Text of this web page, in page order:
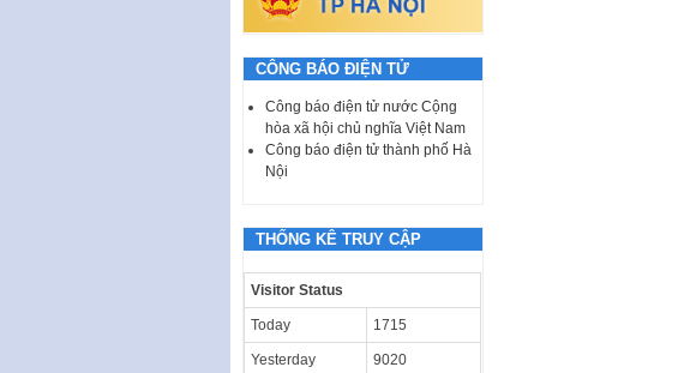
CÔNG BÁO ĐIỆN TỬ
Công báo điện tử nước Cộng
hòa xã hội chủ nghĩa Việt Nam
Công báo điện tử thành phố Hà
Nội
THỐNG KÊ TRUY CẬP
Visitor Status
Today 1715
Yesterday 9020